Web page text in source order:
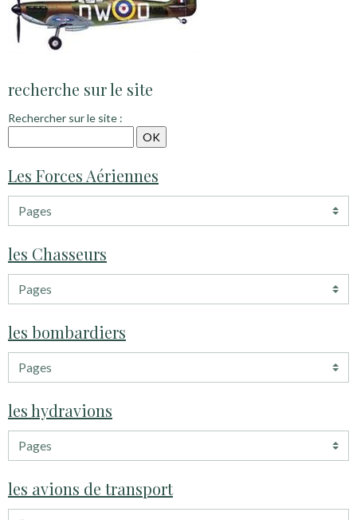
recherche sur le site
Rechercher sur le site :
Les Forces Aériennes
les Chasseurs
les bombardiers
les hydravions
les avions de transport